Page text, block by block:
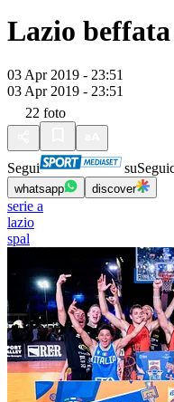
Lazio
03 Apr 2019 - 23:51
03 Apr 2019 - 23:51
22 foto
Segui su
whatsapp discover
serie a
lazio
spal